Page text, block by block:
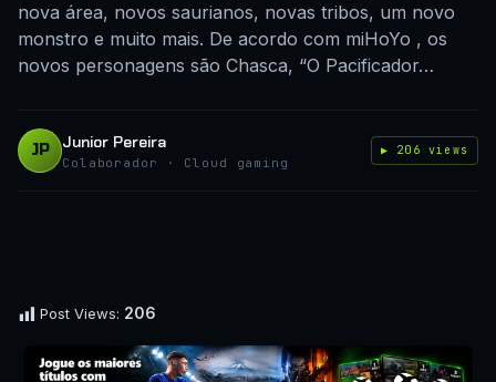
nova área, novos saurianos, novas tribos, um novo
monstro e muito mais. De acordo com miHoYo , os
novos personagens são Chasca, “O Pacificador…
JP Junior Pereira
Colaborador · Cloud gaming
▶ 206 views
Post Views: 206